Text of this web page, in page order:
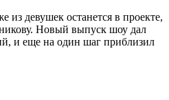
из девушек останется в проекте,
Новый выпуск шоу дал
и еще на один шаг приблизил